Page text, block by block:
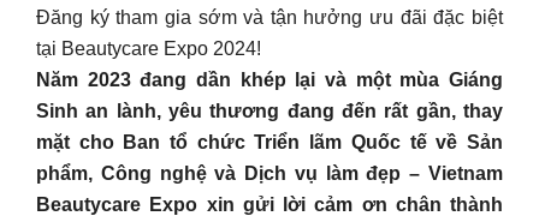
Đăng ký tham gia sớm và tận hưởng ưu đãi đặc biệt
tại Beautycare Expo 2024!
️Năm 2023 đang dần khép lại và một mùa Giáng
Sinh an lành, yêu thương đang đến rất gần, thay
mặt cho Ban tổ chức Triển lãm Quốc tế về Sản
phẩm, Công nghệ và Dịch vụ làm đẹp – Vietnam
Beautycare Expo xin gửi lời cảm ơn chân thành